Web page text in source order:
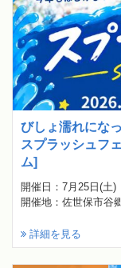
びしょ濡れにな
スプラッシュフ
ム]
開催日：7月25日(土)
開催地：佐世保市谷
詳細を見る